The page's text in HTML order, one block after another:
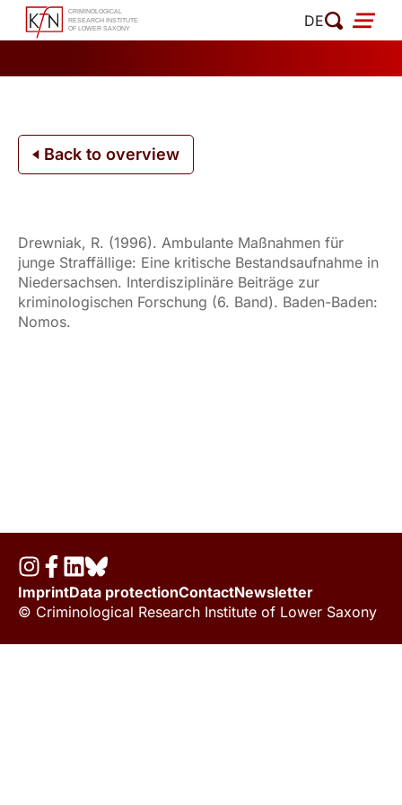
Skip
DE
Back to overview
Drewniak, R. (1996). Ambulante Maßnahmen für
junge Straffällige: Eine kritische Bestandsaufnahme in
Niedersachsen. Interdisziplinäre Beiträge zur
kriminologischen Forschung (6. Band). Baden-Baden:
Nomos.
ImprintData protectionContactNewsletter
© Criminological Research Institute of Lower Saxony